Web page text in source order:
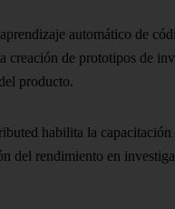
automático de
creación de prototipos de
producto.
habilita la
del rendimiento en